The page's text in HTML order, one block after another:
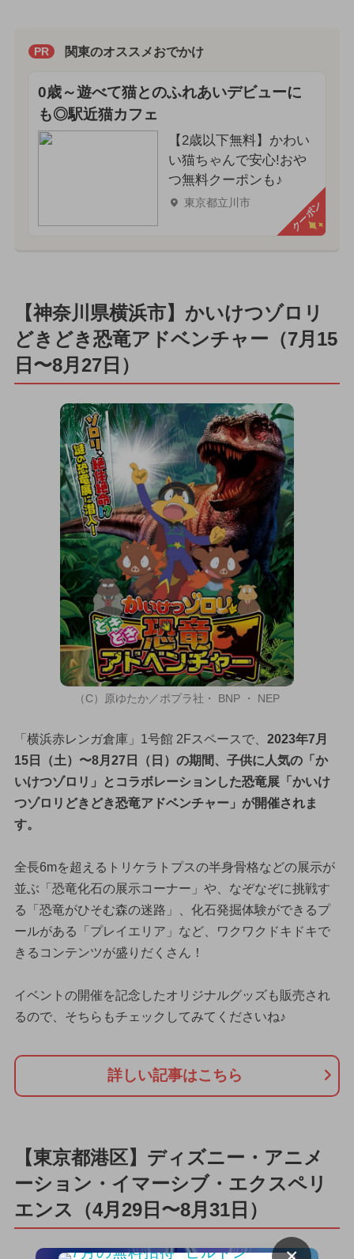
PR 関東のオススメおでかけ
0歳～遊べて猫とのふれあいデビューに
も◎駅近猫カフェ
【2歳以下無料】かわい
い猫ちゃんで安心!おや
つ無料クーポンも♪
東京都立川市 クーポン
【神奈川県横浜市】かいけつゾロリ
どきどき恐竜アドベンチャー（7月15
日〜8月27日）
（C）原ゆたか／ポプラ社・ BNP ・ NEP
「横浜赤レンガ倉庫」1号館 2Fスペースで、 2023年7月
15日（土）〜8月27日（日）の期間、子供に人気の「か
いけつゾロリ」とコラボレーションした恐竜展「かいけ
つゾロリどきどき恐竜アドベンチャー」が開催されま
す。
全長6mを超えるトリケラトプスの半身骨格などの展示が
並ぶ「恐竜化石の展示コーナー」や、なぞなぞに挑戦す
る「恐竜がひそむ森の迷路」、化石発掘体験ができるプ
ールがある「プレイエリア」など、ワクワクドキドキで
きるコンテンツが盛りだくさん！
イベントの開催を記念したオリジナルグッズも販売され
るので、そちらもチェックしてみてくださいね♪
詳しい記事はこちら
【東京都港区】ディズニー・アニメ
ーション・イマーシブ・エクスペリ
エンス（4月29日〜8月31日）